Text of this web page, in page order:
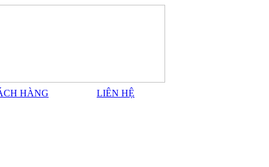
HÀNG LIÊN HỆ